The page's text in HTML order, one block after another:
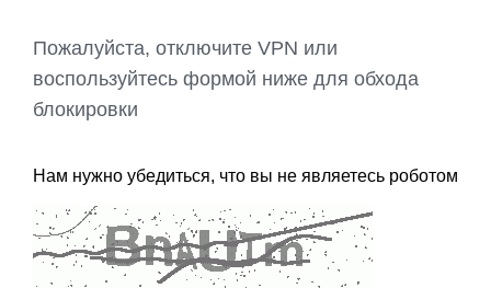
Пожалуйста, отключите VPN или
воспользуйтесь формой ниже для обхода
блокировки
Нам нужно убедиться, что вы не являетесь роботом